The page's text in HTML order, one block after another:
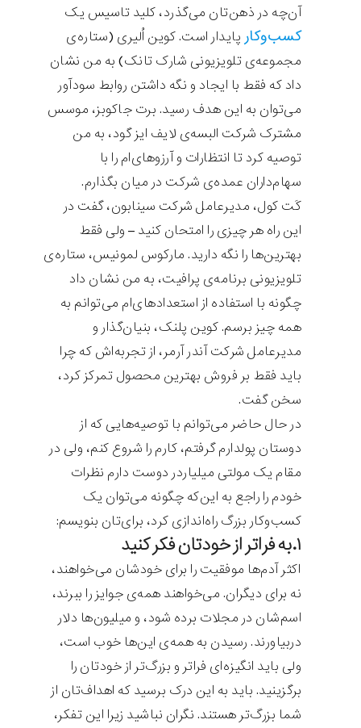
آن‌چه در ذهن‌تان می‌گذرد، کلید تاسیس یک
کسب‌وکار پایدار است. کوین اُ‌لیری (ستاره‌ی
مجموعه‌ی تلویزیونی شارک تانک) به من نشان
داد که فقط با ایجاد و نگه داشتن روابط سودآور
می‌توان به این هدف رسید. برت جاکوبز، موسس
مشترک شرکت البسه‌ی لایف ایز گود، به من
توصیه کرد تا انتظارات و آرزوهای‌ام را با
سهام‌داران عمده‌ی شرکت در میان بگذارم.
کَت کول، مدیرعامل شرکت سینابون، گفت در
این راه هر چیزی را امتحان کنید – ولی فقط
بهترین‌ها را نگه دارید. مارکوس لمونیس، ستاره‌ی
تلویزیونی برنامه‌ی پرافیت، به من نشان داد
چگونه با استفاده از استعدادها‌ی‌ام می‌توانم به
همه چیز برسم. کوین پلنک، بنیان‌گذار و
مدیرعامل شرکت آندر آرمر، از تجربه‌اش که چرا
باید فقط بر فروش بهترین محصول تمرکز کرد،
سخن گفت.
در حال حاضر می‌توانم با توصیه‌هایی که از
دوستان پولدارم گرفتم، کارم را شروع کنم،‌ ولی در
مقام یک مولتی میلیاردر دوست دارم نظرات
خودم را راجع به این‌که چگونه می‌توان یک
کسب‌وکار بزرگ راه‌اندازی کرد، برای‌تان بنویسم:
۱.به فراتر از خودتان فکر کنید
اکثر آدم‌ها موفقیت را برای خودشان می‌خواهند،
نه برای دیگران. می‌خواهند همه‌ی جوایز را ببرند،
اسم‌شان در مجلات برده شود، و میلیون‌ها دلار
دربیاورند. رسیدن به همه‌ی این‌ها خوب است،
ولی باید انگیزه‌ای فراتر و بزرگ‌تر از خودتان را
برگزینید. باید به این درک برسید که اهداف‌تان از
شما بزرگ‌تر هستند. نگران نباشید زیرا این تفکر،